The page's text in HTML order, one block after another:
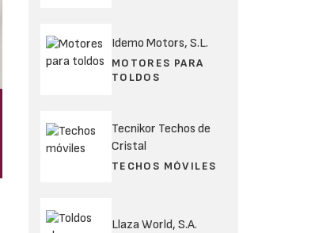
Idemo Motors, S.L.
MOTORES PARA
TOLDOS
Tecnikor Techos de
Cristal
TECHOS MÓVILES
Llaza World, S.A.